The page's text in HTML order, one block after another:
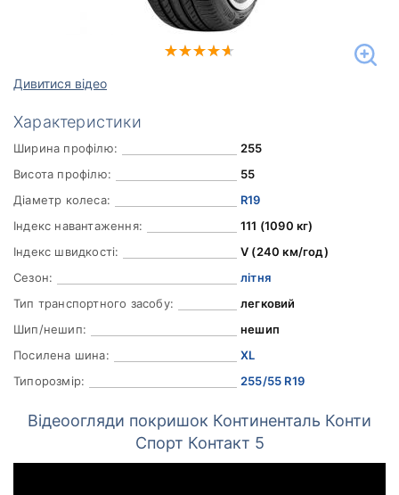
Дивитися відео
Характеристики
Ширина профілю:
255
Висота профілю:
55
Діаметр колеса:
R19
Індекс навантаження:
111 (1090 кг)
Індекс швидкості:
V (240 км/год)
Сезон:
літня
Тип транспортного засобу:
легковий
Шип/нешип:
нешип
Посилена шина:
XL
Типорозмір:
255/55 R19
Відеоогляди покришок Континенталь Конти
Спорт Контакт 5